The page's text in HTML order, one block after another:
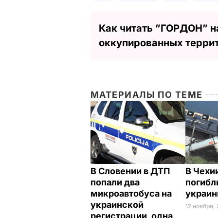
Как читать ”ГОРДОН”
оккупированных
МАТЕРИАЛЫ ПО ТЕМЕ
В Словении в ДТП
попали два
микроавтобуса на
украинской
регистрации, одна
В
12 ноября,